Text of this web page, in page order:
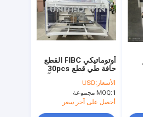
أوتوماتيكي FIBC القطع
حافة طي قطع 30pcs
Min FIBC كيس صنع آلة
الأسعار:USD
MOQ:1 مجموعة
أحصل على آخر سعر